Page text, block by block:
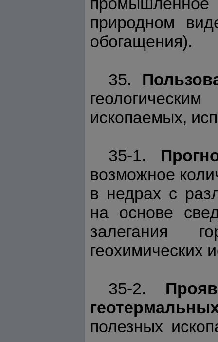
природном
обогащения).
35.
ископаемых,
35-1.
возможное
в недрах с
на основе
залегания
геохимических
35-2.
полезных